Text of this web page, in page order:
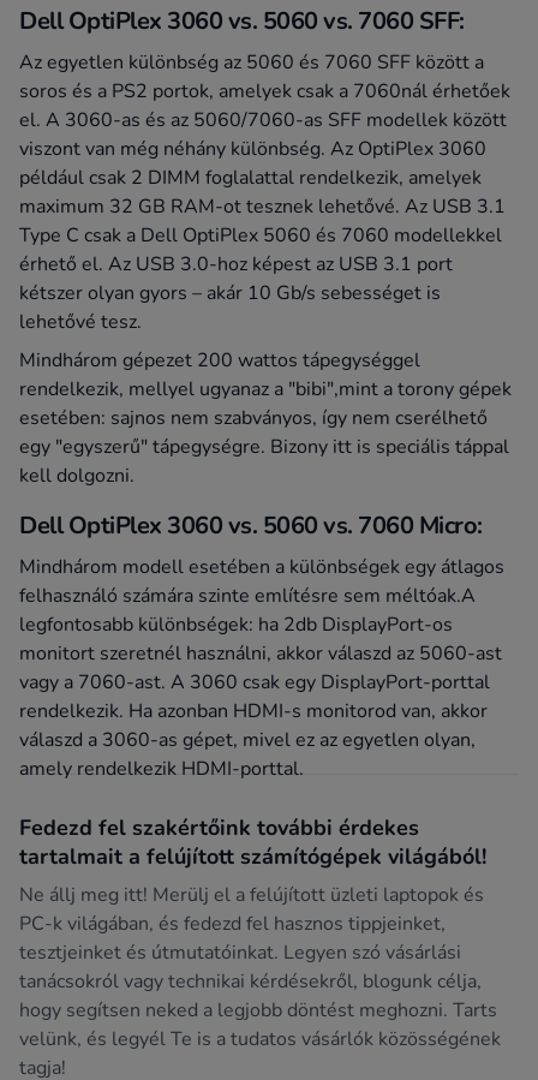
Dell OptiPlex 3060 vs. 5060 vs. 7060 SFF:
Az egyetlen különbség az 5060 és 7060 SFF között a
soros és a PS2 portok, amelyek csak a 7060nál érhetőek
el. A 3060-as és az 5060/7060-as SFF modellek között
viszont van még néhány különbség. Az OptiPlex 3060
például csak 2 DIMM foglalattal rendelkezik, amelyek
maximum 32 GB RAM-ot tesznek lehetővé. Az USB 3.1
Type C csak a Dell OptiPlex 5060 és 7060 modellekkel
érhető el. Az USB 3.0-hoz képest az USB 3.1 port
kétszer olyan gyors – akár 10 Gb/s sebességet is
lehetővé tesz.
Mindhárom gépezet 200 wattos tápegységgel
rendelkezik, mellyel ugyanaz a "bibi",mint a torony gépek
esetében: sajnos nem szabványos, így nem cserélhető
egy "egyszerű" tápegységre. Bizony itt is speciális táppal
kell dolgozni.
Dell OptiPlex 3060 vs. 5060 vs. 7060 Micro:
Mindhárom modell esetében a különbségek egy átlagos
felhasználó számára szinte említésre sem méltóak.A
legfontosabb különbségek: ha 2db DisplayPort-os
monitort szeretnél használni, akkor válaszd az 5060-ast
vagy a 7060-ast. A 3060 csak egy DisplayPort-porttal
rendelkezik. Ha azonban HDMI-s monitorod van, akkor
válaszd a 3060-as gépet, mivel ez az egyetlen olyan,
amely rendelkezik HDMI-porttal.
Fedezd fel szakértőink további érdekes
tartalmait a felújított számítógépek világából!
Ne állj meg itt! Merülj el a felújított üzleti laptopok és
PC-k világában, és fedezd fel hasznos tippjeinket,
tesztjeinket és útmutatóinkat. Legyen szó vásárlási
tanácsokról vagy technikai kérdésekről, blogunk célja,
hogy segítsen neked a legjobb döntést meghozni. Tarts
velünk, és legyél Te is a tudatos vásárlók közösségének
tagja!